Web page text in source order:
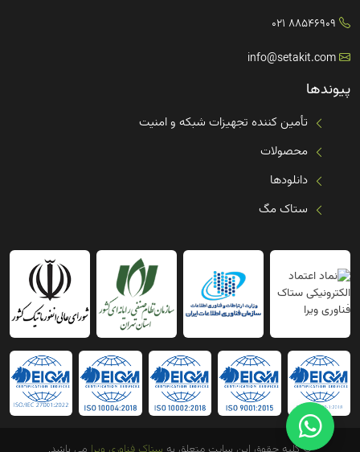
88546909 021
info@setakit.com
پیوندها
تأمین کننده تجهیزات شبکه و امنیت
محصولات
دانلودها
ستاک مگ